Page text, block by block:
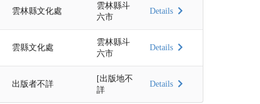
雲林縣文化處
雲林縣斗
六市
Details
雲縣文化處
雲林縣斗
六市
Details
出版者不詳
[出版地不
詳
Details